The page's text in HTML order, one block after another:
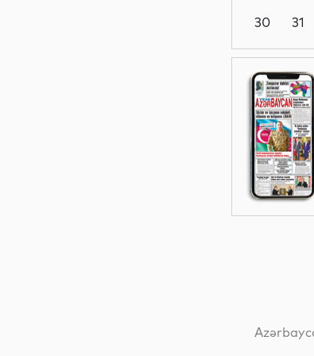
Dünya
Elm
30
31